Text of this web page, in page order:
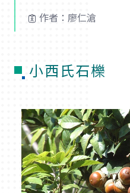
作者：廖仁滄
小西氏石櫟